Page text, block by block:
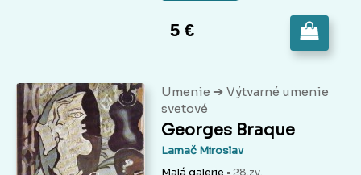
5 €
Umenie ➔ Výtvarné umenie
svetové
Georges Braque
Lamač Miroslav
Malá galerie • 28.zv.